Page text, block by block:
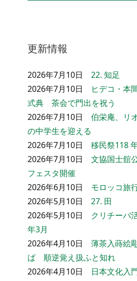
更新情報
2026年7月10日 22. 知足
2026年7月10日
ヒデコ・本
式典 茶会で門出を祝う
2026年7月10日 伯栄庵、リ
の中学生を迎える
2026年7月10日 移民祭118
2026年7月10日 文協国士舘
フェスタ開催
2026年6月10日 モロッコ旅
2026年5月10日 27. 田
2026年5月10日 クリチーバ
年3月
2026年4月10日 薄茶入蒔絵
ば 順逆覚え扱ふと知れ
2026年4月10日 日本文化入